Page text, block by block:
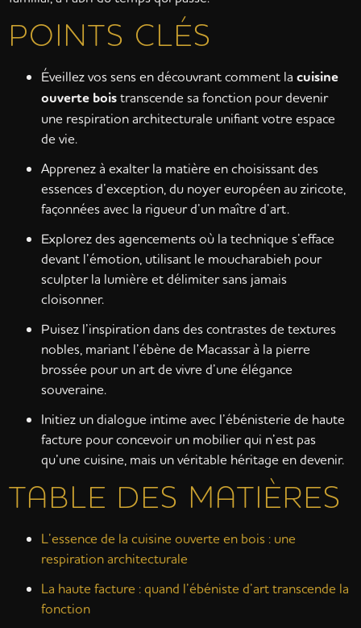
POINTS CLÉS
Éveillez vos sens en découvrant comment lacuisine
ouverte boistranscende sa fonction pour devenir
une respiration architecturale unifiant votre espace
de vie.
Apprenez à exalter la matière en choisissant des
essences d’exception, du noyer européen au ziricote,
façonnées avec la rigueur d’un maître d’art.
Explorez des agencements où la technique s’efface
devant l’émotion, utilisant le moucharabieh pour
sculpter la lumière et délimiter sans jamais
cloisonner.
Puisez l’inspiration dans des contrastes de textures
nobles, mariant l’ébène de Macassar à la pierre
brossée pour un art de vivre d’une élégance
souveraine.
Initiez un dialogue intime avec l’ébénisterie de haute
facture pour concevoir un mobilier qui n’est pas
qu’une cuisine, mais un véritable héritage en devenir.
TABLE DES MATIÈRES
L’essence de la cuisine ouverte en bois : une
respiration architecturale
La haute facture : quand l’ébéniste d’art transcende la
fonction